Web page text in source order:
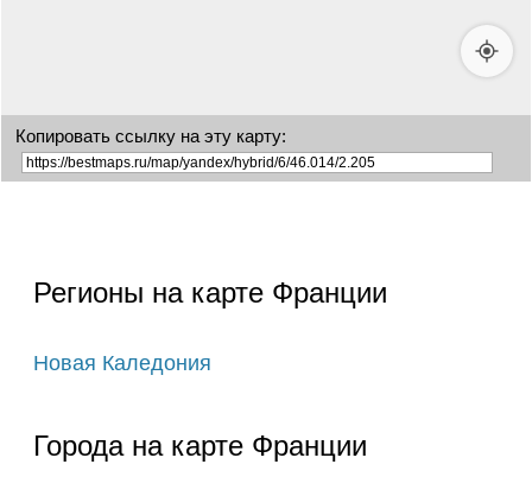
Копировать ссылку на эту карту:
Регионы на карте Франции
Новая Каледония
Города на карте Франции